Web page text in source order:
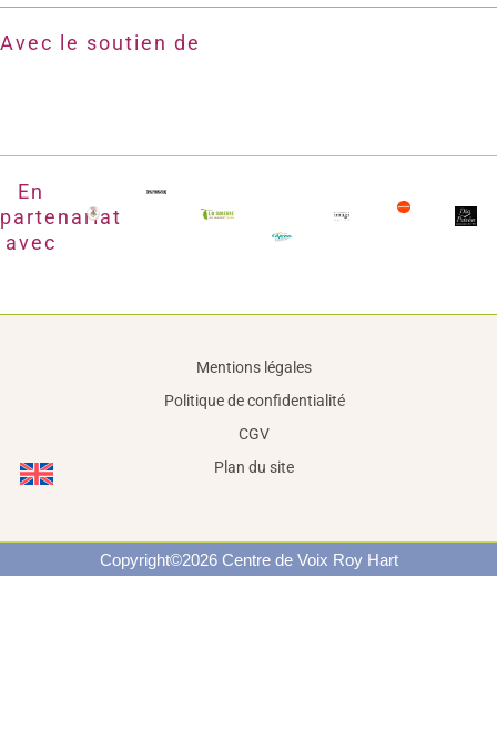
Avec le soutien de
En
partenariat
avec
Mentions légales
Politique de confidentialité
CGV
Plan du site
Copyright©2026 Centre de Voix Roy Hart